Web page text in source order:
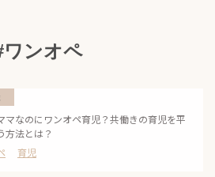
ワンオペ
マなのにワンオペ育児？共働きの育児を平
方法とは？
育児